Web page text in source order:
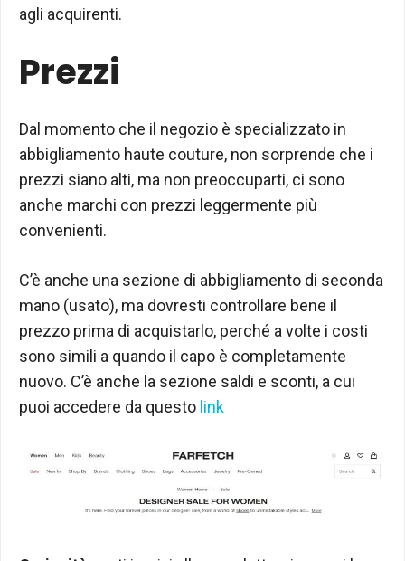
agli acquirenti.
Prezzi
Dal momento che il negozio è specializzato in
abbigliamento haute couture, non sorprende che i
prezzi siano alti, ma non preoccuparti, ci sono
anche marchi con prezzi leggermente più
convenienti.
C’è anche una sezione di abbigliamento di seconda
mano (usato), ma dovresti controllare bene il
prezzo prima di acquistarlo, perché a volte i costi
sono simili a quando il capo è completamente
nuovo. C’è anche la sezione saldi e sconti, a cui
puoi accedere da questo link